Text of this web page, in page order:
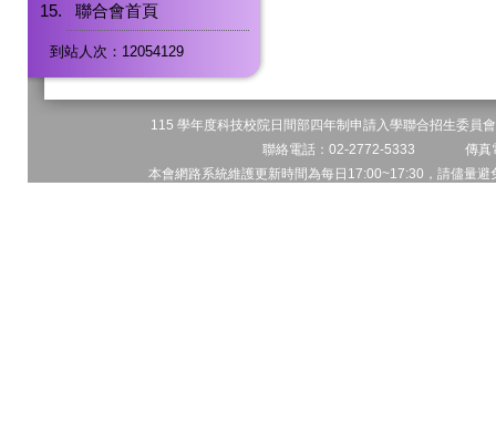
聯合會首頁
到站人次：12054129
115 學年度科技校院日間部四年制申請入學聯合招生委
聯絡電話：02-2772-5333 傳
本會網路系統維護更新時間為每日17:00~17:30，請儘量